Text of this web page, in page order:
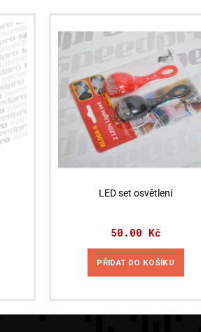
LED set osvětlení
50.00 Kč
PŘIDAT DO KOŠÍKU